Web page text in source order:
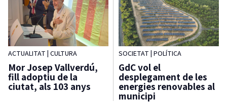
ACTUALITAT | CULTURA
Mor Josep Vallverdú,
fill adoptiu de la
ciutat, als 103 anys
SOCIETAT | POLÍTICA
GdC vol el
desplegament de les
energies renovables al
municipi